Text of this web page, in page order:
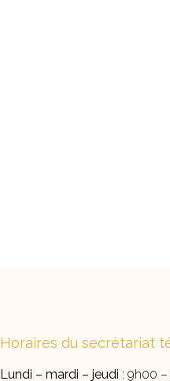
Horaires du secrétariat
Lundi – mardi – jeudi : 9h00